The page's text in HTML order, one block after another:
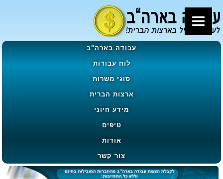
עבודה בארה"ב
לוח עבודות
סוגי משרות
ארצות הברית
מידע חיוני
טיפים
אודות
צור קשר